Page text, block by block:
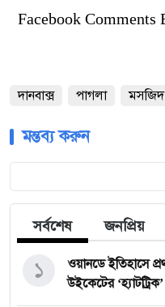
Facebook Comments
দানবাক্স পাগলা মসজিদ
মন্তব্য করুন
সর্বশেষ জনপ্রিয়
ওয়ানডে ইতিহাসে
উইকেটের ‘হ্যাটট্রিক’
১